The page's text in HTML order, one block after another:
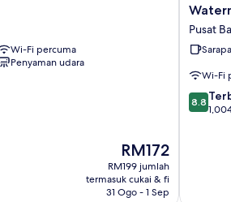
Wi-Fi percuma
Penyaman udara
Harga
ialah
RM172
RM172
RM199 jumlah
termasuk cukai & fi
31 Ogo - 1 Sep
Hotel
Station
Bandar
Pusat
Wi-Fi
8.8
8.8